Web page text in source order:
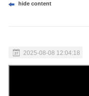
hide content
2025-08-08 12:04:18